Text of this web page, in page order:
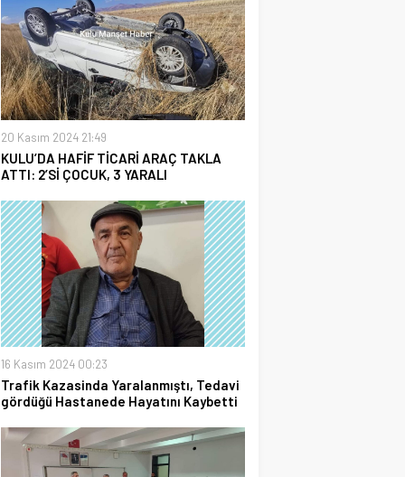
20 Kasım 2024 21:49
KULU’DA HAFİF TİCARİ ARAÇ TAKLA
ATTI: 2’Sİ ÇOCUK, 3 YARALI
16 Kasım 2024 00:23
Trafik Kazasinda Yaralanmıştı, Tedavi
gördüğü Hastanede Hayatını Kaybetti